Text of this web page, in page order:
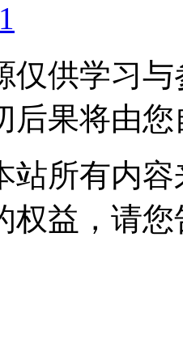
仅供学习
后果将由
站所有内
权益，请